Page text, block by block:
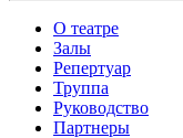
О театре
Залы
Репертуар
Труппа
Руководство
Партнеры